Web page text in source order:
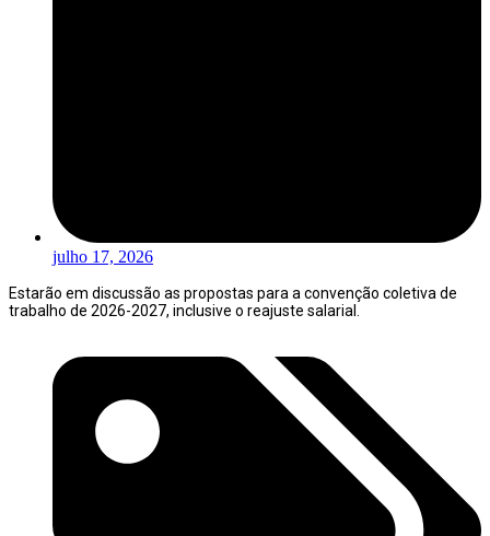
julho 17, 2026
Estarão em discussão as propostas para a convenção coletiva de
trabalho de 2026-2027, inclusive o reajuste salarial.